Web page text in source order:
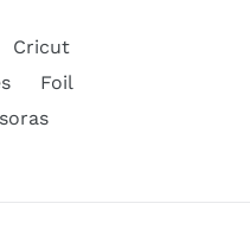
Cricut
Foil